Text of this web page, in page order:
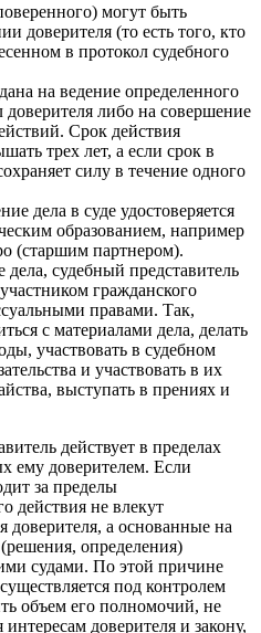
могут быть
доверителя (то есть того, кто
в протокол судебного
на ведение определенного
доверителя либо на совершение
Срок действия
трех лет, а если срок в
силу в течение одного
дела в суде удостоверяется
образованием, например
(старшим партнером).
судебный представитель
гражданского
правами. Так,
с материалами дела, делать
участвовать в судебном
и участвовать в их
выступать в прениях и
действует в пределах
ему доверителем. Если
за пределы
действия не влекут
доверителя, а основанные на
определения)
судами. По этой причине
под контролем
объем его полномочий, не
доверителя и закону,